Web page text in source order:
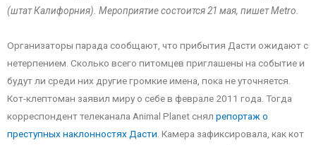
(штат Калифорния). Мероприятие состоится 21 мая, пишет Metro.
Организаторы парада сообщают, что прибытия Дасти ожидают с
нетерпением. Сколько всего питомцев приглашены на событие и
будут ли среди них другие громкие имена, пока не уточняется.
Кот-клептоман заявил миру о себе в феврале 2011 года. Тогда
корреспондент телеканала Animal Planet снял репортаж о
преступных наклонностях Дасти . Камера зафиксировала, как кот